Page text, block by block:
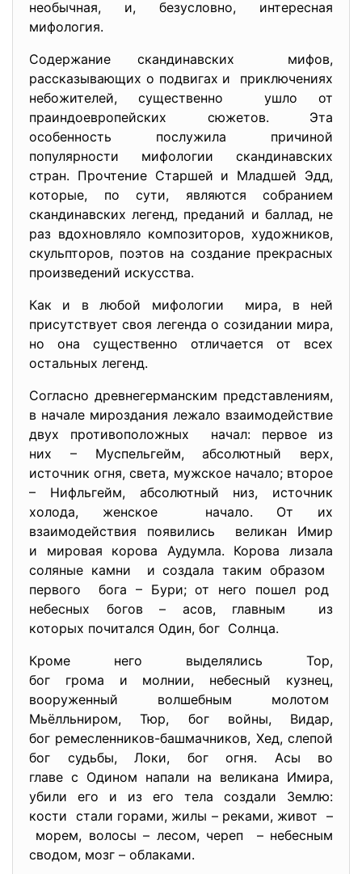
необычная, и, безусловно, интересная
мифология.
Содержание скандинавских мифов,
рассказывающих о подвигах и приключениях
небожителей, существенно ушло от
праиндоевропейских сюжетов. Эта
особенность послужила причиной
популярности мифологии скандинавских
стран. Прочтение Старшей и Младшей Эдд,
которые, по сути, являются собранием
скандинавских легенд, преданий и баллад, не
раз вдохновляло композиторов, художников,
скульпторов, поэтов на создание прекрасных
произведений искусства.
Как и в любой мифологии мира, в ней
присутствует своя легенда о созидании мира,
но она существенно отличается от всех
остальных легенд.
Согласно древнегерманским представлениям,
в начале мироздания лежало взаимодействие
двух противоположных начал: первое из
них – Муспельгейм, абсолютный верх,
источник огня, света, мужское начало; второе
– Нифльгейм, абсолютный низ, источник
холода, женское начало. От их
взаимодействия появились великан Имир
и мировая корова Аудумла. Корова лизала
соляные камни и создала таким образом
первого бога – Бури; от него пошел род
небесных богов – асов, главным из
которых почитался Один, бог Солнца.
Кроме него выделялись Тор,
бог грома и молнии, небесный кузнец,
вооруженный волшебным молотом
Мьёлльниром, Тюр, бог войны, Видар,
бог ремесленников-башмачников, Хед, слепой
бог судьбы, Локи, бог огня. Асы во
главе с Одином напали на великана Имира,
убили его и из его тела создали Землю:
кости стали горами, жилы – реками, живот –
морем, волосы – лесом, череп – небесным
сводом, мозг – облаками.